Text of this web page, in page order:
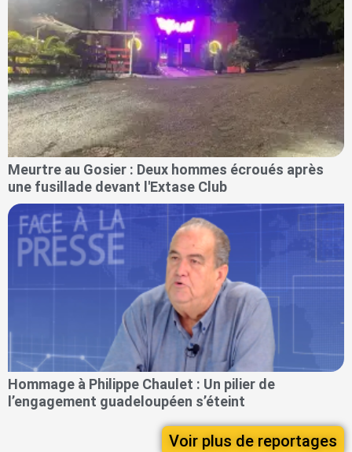
Meurtre au Gosier : Deux hommes écroués après
une fusillade devant l'Extase Club
Hommage à Philippe Chaulet : Un pilier de
l’engagement guadeloupéen s’éteint
Voir plus de reportages